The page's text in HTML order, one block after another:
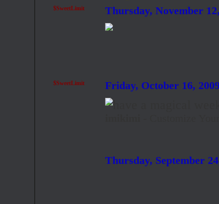
$SweetLimit Thursday, November
$SweetLimit Friday, October 16,
Thursday, September